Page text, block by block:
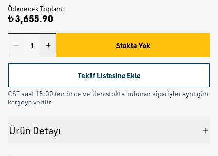
Ödenecek Toplam:
₺ 3,655.90
Stokta Yok
Teklif Listesine Ekle
CST saat 15:00'ten önce verilen stokta bulunan siparişler aynı gün
kargoya verilir..
Ürün Detayı